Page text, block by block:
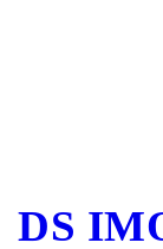
DS